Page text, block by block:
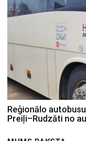
Reģionālo
Preiļi–Rudzāti no